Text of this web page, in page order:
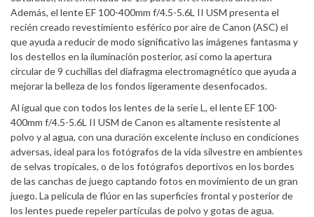
Además, el lente EF 100-400mm f/4.5-5.6L II USM presenta el
recién creado revestimiento esférico por aire de Canon (ASC) el
que ayuda a reducir de modo significativo las imágenes fantasma y
los destellos en la iluminación posterior, así como la apertura
circular de 9 cuchillas del diafragma electromagnético que ayuda a
mejorar la belleza de los fondos ligeramente desenfocados.
Al igual que con todos los lentes de la serie L, el lente EF 100-
400mm f/4.5-5.6L II USM de Canon es altamente resistente al
polvo y al agua, con una duración excelente incluso en condiciones
adversas, ideal para los fotógrafos de la vida silvestre en ambientes
de selvas tropicales, o de los fotógrafos deportivos en los bordes
de las canchas de juego captando fotos en movimiento de un gran
juego. La película de flúor en las superficies frontal y posterior de
los lentes puede repeler partículas de polvo y gotas de agua.